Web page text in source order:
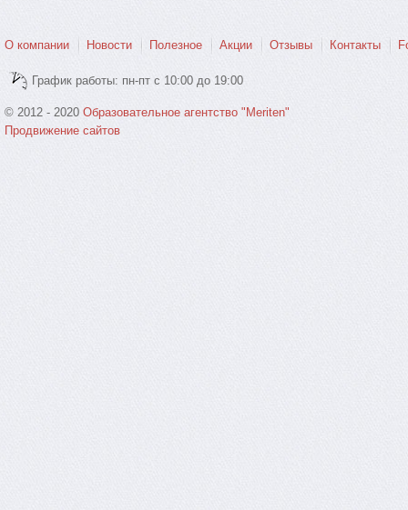
О компании Новости Полезное Акции Отзывы Контакты
График работы: пн-пт с 10:00 до 19:00
© 2012 - 2020 Образовательное агентство "Meriten"
Продвижение сайтов